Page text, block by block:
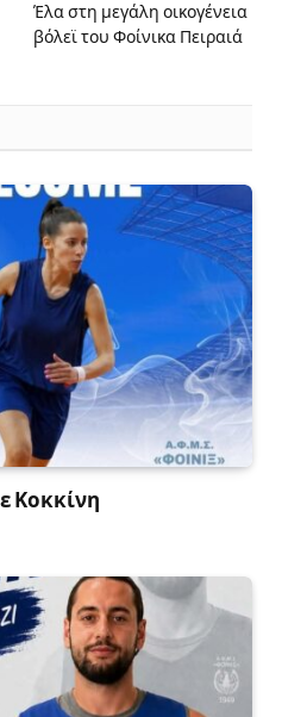
Έλα στη μεγάλη οικογένεια
βόλεϊ του Φοίνικα Πειραιά
Κοκκίνη